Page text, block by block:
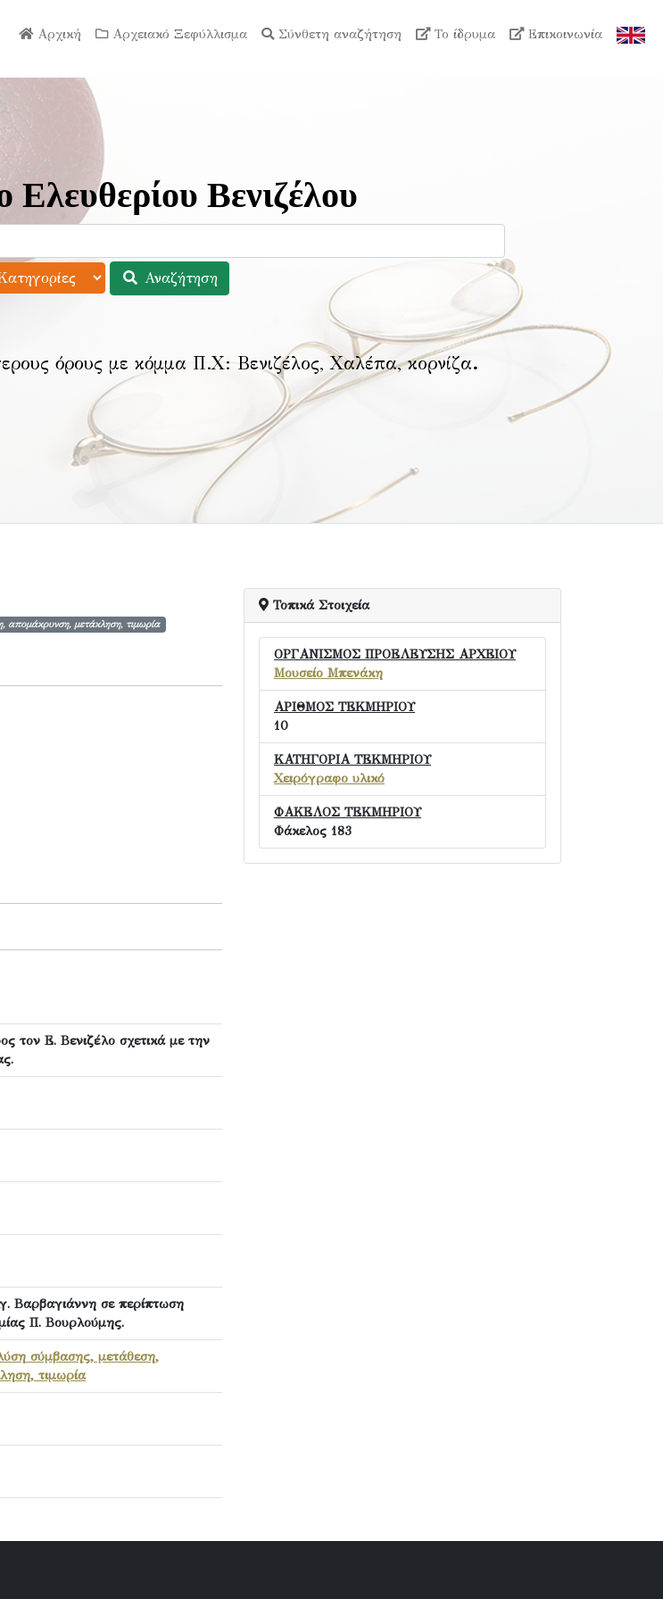
Αρχική Αρχειακό Ξεφύλλισμα Σύνθετη αναζήτηση Το ίδρυμα Επικοινωνία
Ελευθερίου Βενιζέλου
Αναζήτηση
όρους με κόμμα Π.Χ: Βενιζέλος, Χαλέπα, κορνίζα.
απομάκρυνση, μετάκληση, τιμωρία
τον Ε. Βενιζέλο σχετικά με την
Βαρβαγιάννη σε περίπτωση
Π. Βουρλούμης.
σύμβασης, μετάθεση,
τιμωρία
Τοπικά Στοιχεία
ΟΡΓΑΝΙΣΜΟΣ ΠΡΟΕΛΕΥΣΗΣ ΑΡΧΕΙΟΥ
Μουσείο Μπενάκη
ΑΡΙΘΜΟΣ ΤΕΚΜΗΡΙΟΥ
10
ΚΑΤΗΓΟΡΙΑ ΤΕΚΜΗΡΙΟΥ
Χειρόγραφο υλικό
ΦΑΚΕΛΟΣ ΤΕΚΜΗΡΙΟΥ
Φάκελος 183